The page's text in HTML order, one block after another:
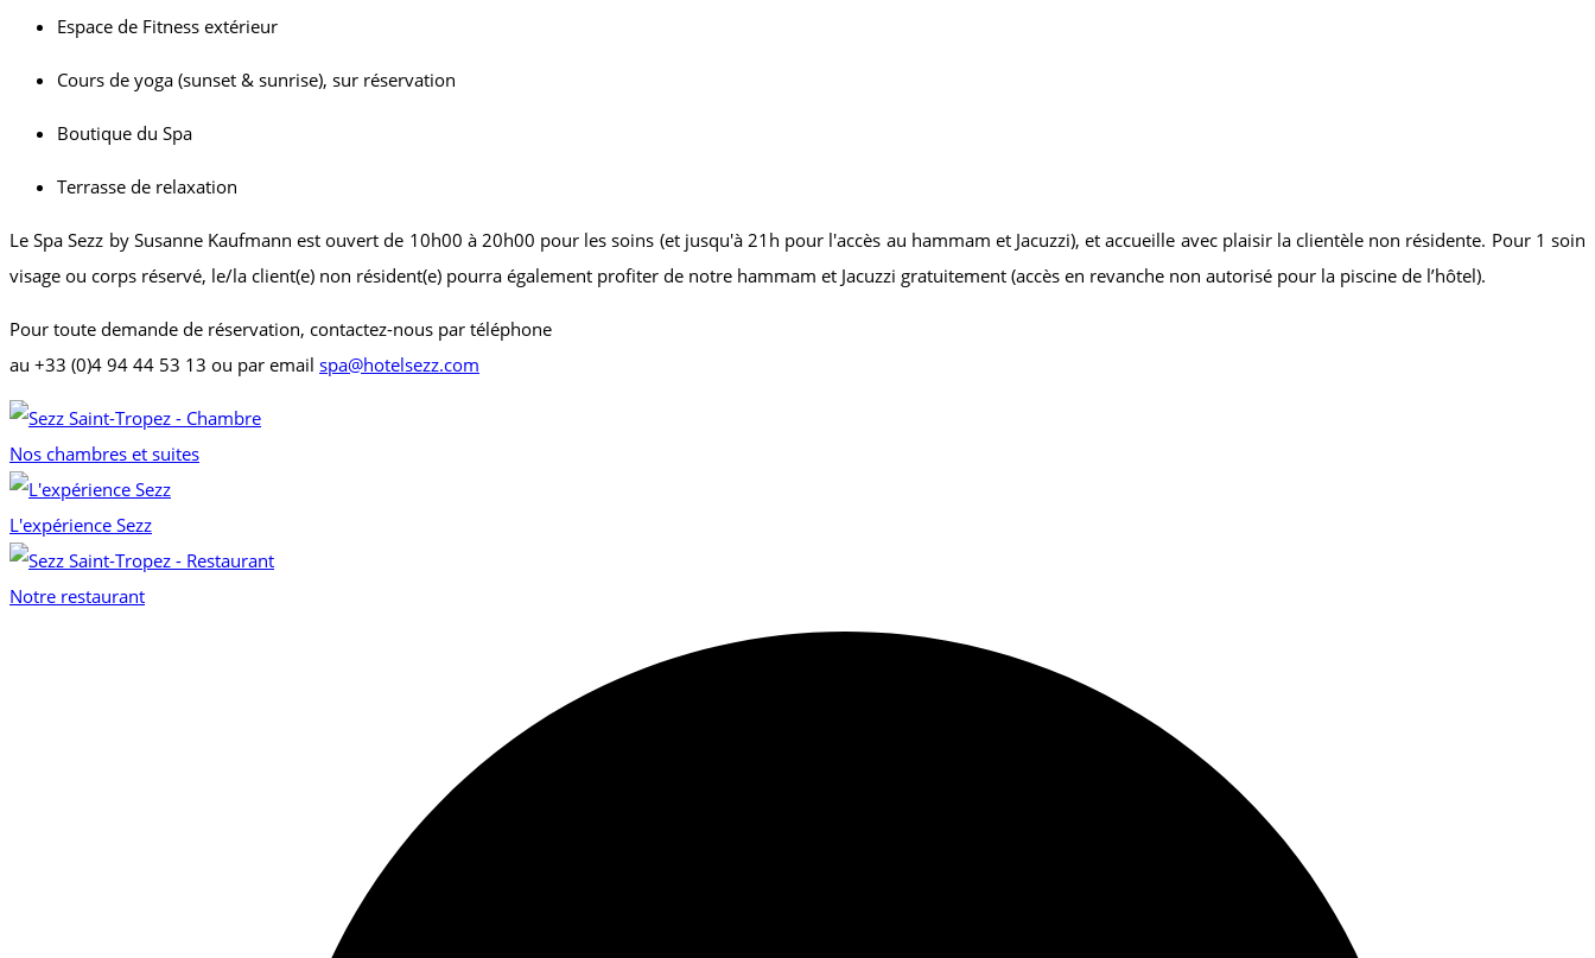
Espace de Fitness extérieur
Cours de yoga (sunset & sunrise), sur réservation
Boutique du Spa
Terrasse de relaxation
Le Spa Sezz by Susanne Kaufmann est ouvert de 10h00 à 20h00 pour les soins (et jusqu'à 21h pour l'accès au hammam et Jacuzzi), et accueille avec plaisir la clientèle non résidente. Pour 1 soin
visage ou corps réservé, le/la client(e) non résident(e) pourra également profiter de notre hammam et Jacuzzi gratuitement (accès en revanche non autorisé pour la piscine de l’hôtel).
Pour toute demande de réservation, contactez-nous par téléphone
au +33 (0)4 94 44 53 13 ou par email spa@hotelsezz.com
Nos chambres et suites
L'expérience Sezz
Notre restaurant